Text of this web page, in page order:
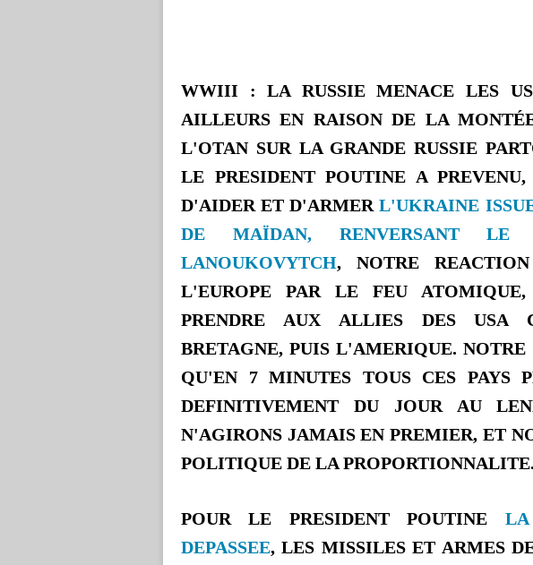
WWIII : LA RUSSIE MENACE LES
AILLEURS EN RAISON DE LA MONT
L'OTAN SUR LA GRANDE RUSSIE
LE PRESIDENT POUTINE A
D'AIDER ET D'ARMERL'UKRAINE
DE MAÏDAN, RENVERSANT LE
LANOUKOVYTCH, NOTRE
L'EUROPE PAR LE FEU
PRENDRE AUX ALLIES DES USA
BRETAGNE, PUIS L'AMERIQUE. NOTRE
QU'EN 7 MINUTES TOUS CES PAYS
DEFINITIVEMENT DU JOUR AU
N'AGIRONS JAMAIS EN PREMIER, ET
POLITIQUE DE LA PROPORTIONNALITE.
POUR LE PRESIDENT POUTINE
DEPASSEE, LES MISSILES ET ARMES